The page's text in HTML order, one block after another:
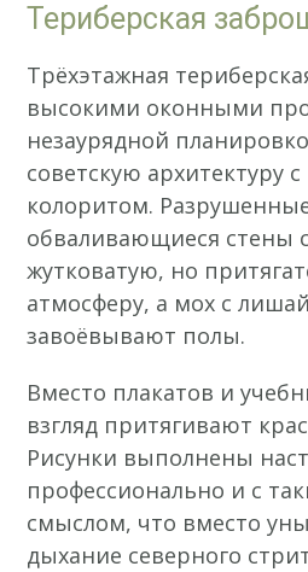
Териберская
Трёхэтажная
высокими оконными
незаурядной
советскую архитектуру
колоритом.
обваливающиеся стены
жутковатую, но
атмосферу, а мох с
завоёвывают полы.
Вместо плакатов и
взгляд притягивают
Рисунки выполнены
профессионально и с
смыслом, что вместо
дыхание северного